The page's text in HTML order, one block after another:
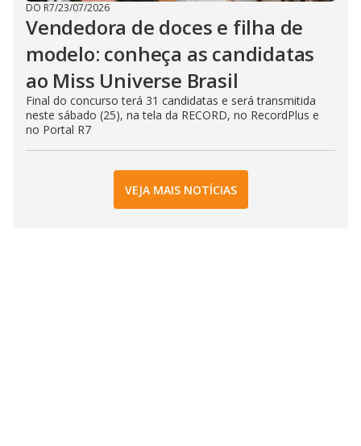
DO R7/23/07/2026
Vendedora de doces e filha de
modelo: conheça as candidatas
ao Miss Universe Brasil
Final do concurso terá 31 candidatas e será transmitida
neste sábado (25), na tela da RECORD, no RecordPlus e
no Portal R7
VEJA MAIS NOTÍCIAS